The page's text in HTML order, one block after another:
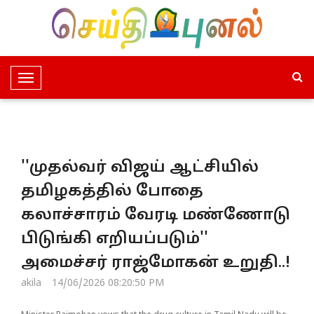
T
o
e
a
v
a
t
''முதல்வர் விஜய் ஆட்சியில்
தமிழகத்தில் போதை
கலாச்சாரம் வேரடி மண்ணோடு
பிடுங்கி எறியப்படும்''
அமைச்சர் ராஜ்மோகன் உறுதி..!
akila 14/06/2026 08:20:50 PM